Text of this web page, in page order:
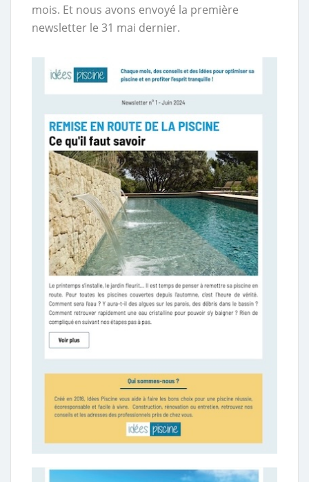
mois. Et nous avons envoyé la première
newsletter le 31 mai dernier.